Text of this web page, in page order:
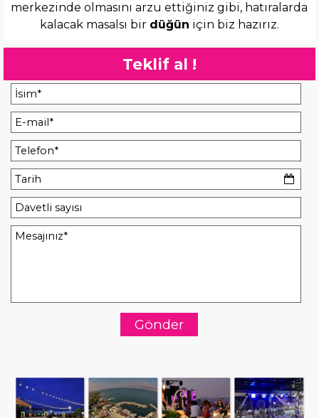
merkezinde olmasını arzu ettiğiniz gibi, hatıralarda
kalacak masalsı bir düğün için biz hazırız.
Teklif al !